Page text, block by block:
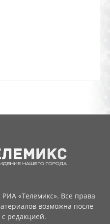
«Телемикс». Все права
возможна после
с редакцией.